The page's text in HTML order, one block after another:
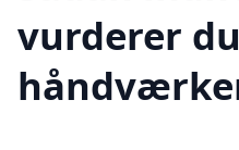
vurderer